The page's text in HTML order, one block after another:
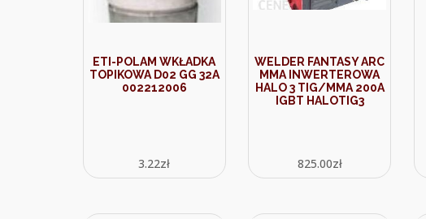
ETI-POLAM WKŁADKA
TOPIKOWA D02 GG 32A
002212006
3.22zł
WELDER FANTASY ARC
MMA INWERTEROWA
HALO 3 TIG/MMA 200A
IGBT HALOTIG3
825.00zł